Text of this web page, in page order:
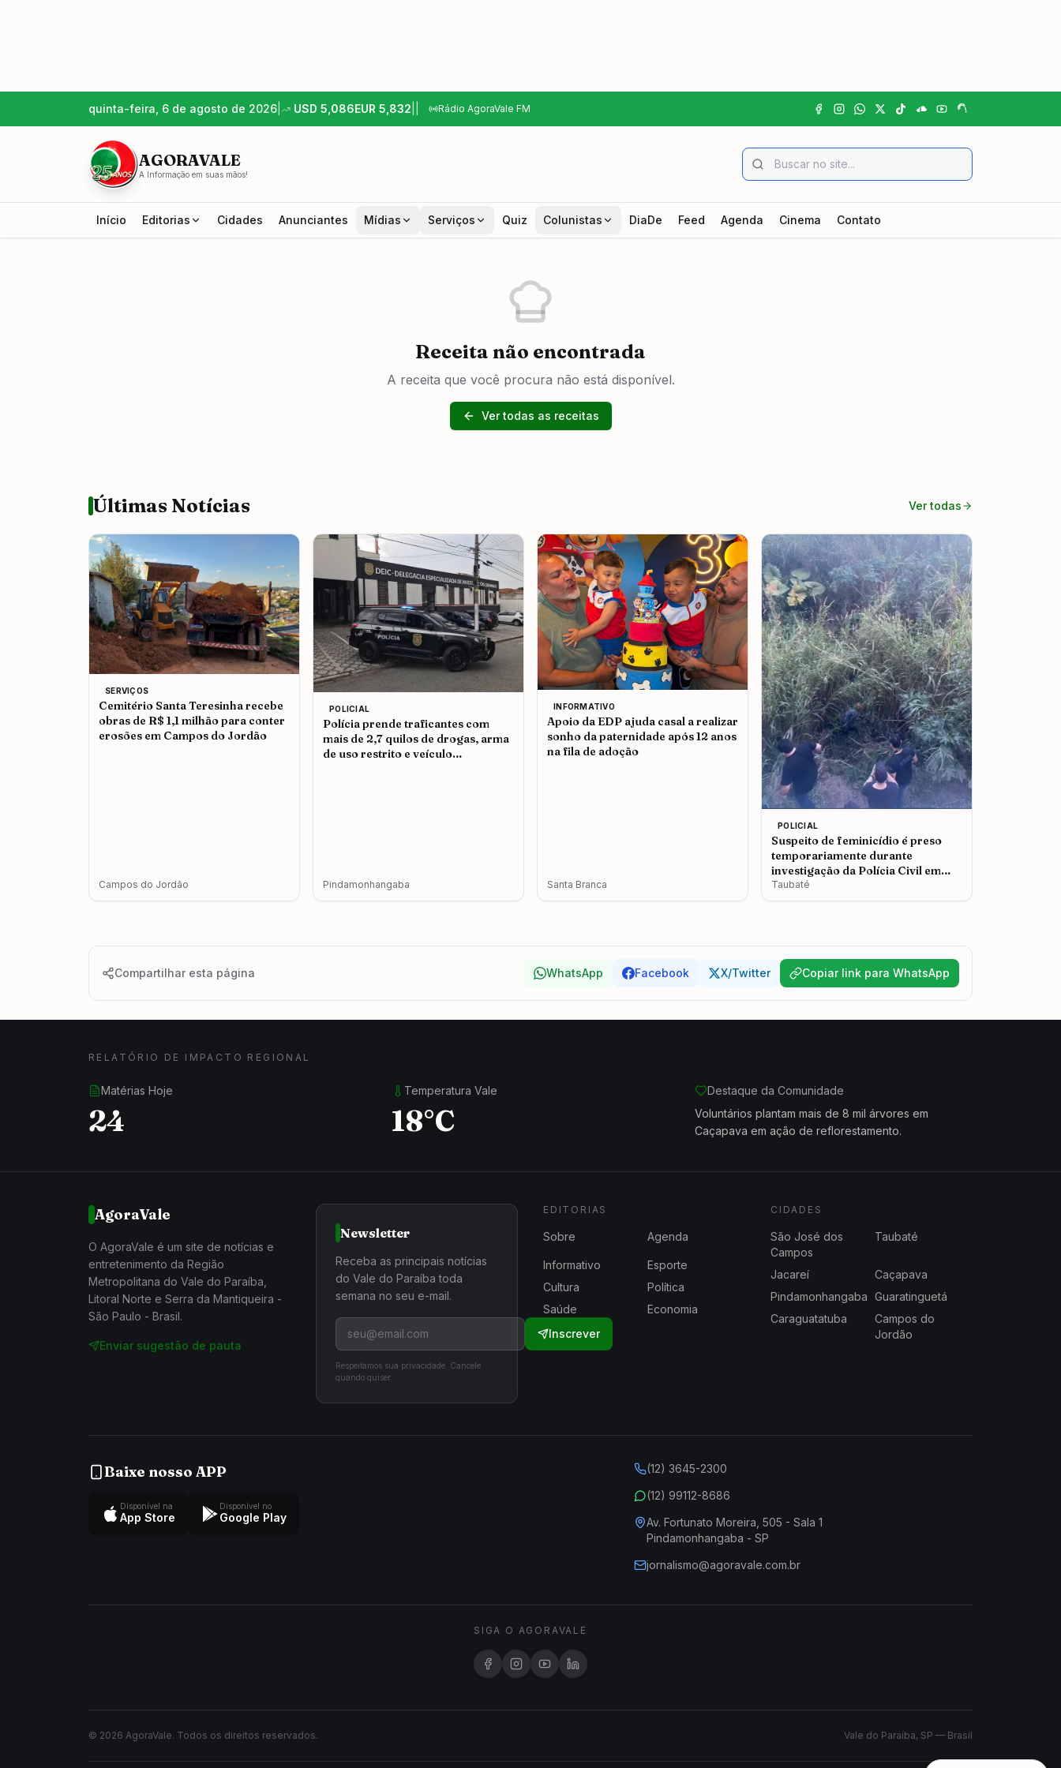
quinta-feira, 6 de agosto de 2026 USD 5,086EUR 5,832 Rádio AgoraVale FM
AGORAVALE
A Informação em suas mãos!
Início Editorias Cidades Anunciantes Mídias Serviços Quiz Colunistas DiaDe Feed Agenda Cinema Contato
Receita não encontrada
A receita que você procura não está disponível.
Ver todas as receitas
Últimas Notícias Ver todas
SERVIÇOS
Cemitério Santa Teresinha recebe
obras de R$ 1,1 milhão para conter
erosões em Campos do Jordão
Campos do Jordão
POLICIAL
Polícia prende traficantes com
mais de 2,7 quilos de drogas, arma
de uso restrito e veículo
Pindamonhangaba
INFORMATIVO
Apoio da EDP ajuda casal a realizar
sonho da paternidade após 12 anos
na fila de adoção
Santa Branca
POLICIAL
Suspeito de feminicídio é preso
temporariamente durante
investigação da Polícia Civil em
Taubaté
Taubaté
Compartilhar esta página WhatsApp Facebook X/Twitter Copiar link para WhatsApp
RELATÓRIO DE IMPACTO REGIONAL
Matérias Hoje
24
Temperatura Vale
18°C
Destaque da Comunidade
Voluntários plantam mais de 8 mil árvores em
Caçapava em ação de reflorestamento.
AgoraVale
O AgoraVale é um site de notícias e
entretenimento da Região
Metropolitana do Vale do Paraíba,
Litoral Norte e Serra da Mantiqueira -
São Paulo - Brasil.
Enviar sugestão de pauta
Newsletter
Receba as principais notícias
do Vale do Paraíba toda
semana no seu e-mail.
Inscrever
Respeitamos sua privacidade. Cancele
quando quiser.
EDITORIAS
Sobre Agenda
Informativo
Esporte
Cultura
Política
Saúde
Economia
CIDADES
São José dos
Campos
Taubaté
Jacareí
Caçapava
Pindamonhangaba Guaratinguetá
Caraguatatuba
Campos do
Jordão
Baixe nosso APP
Disponível na
App Store
Disponível no
Google Play
(12) 3645-2300
(12) 99112-8686
Av. Fortunato Moreira, 505 - Sala 1
Pindamonhangaba - SP
jornalismo@agoravale.com.br
SIGA O AGORAVALE
© 2026 AgoraVale. Todos os direitos reservados. Vale do Paraíba, SP — Brasil